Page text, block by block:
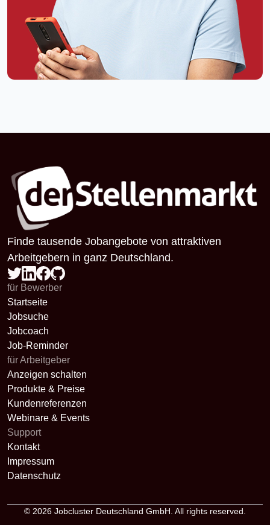
Finde tausende Jobangebote von attraktiven
Arbeitgebern in ganz Deutschland.
für Bewerber
Startseite
Jobsuche
Jobcoach
Job-Reminder
für Arbeitgeber
Anzeigen schalten
Produkte & Preise
Kundenreferenzen
Webinare & Events
Support
Kontakt
Impressum
Datenschutz
© 2026 Jobcluster Deutschland GmbH. All rights reserved.